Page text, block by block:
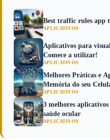
Best traffic rules app
APLICATIVOS
Aplicativos para
Comece a utilizar!
APLICATIVOS
Melhores Práticas e
Memória do seu
APLICATIVOS
3 melhores
saúde ocular
APLICATIVOS